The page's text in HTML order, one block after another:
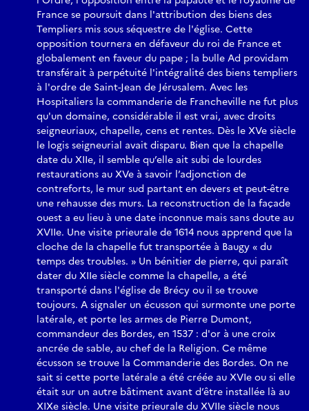
France se poursuit dans l'attribution des biens des
Templiers mis sous séquestre de l'église. Cette
opposition tournera en défaveur du roi de France et
globalement en faveur du pape ; la bulle Ad providam
transférait à perpétuité l'intégralité des biens templiers
à l'ordre de Saint-Jean de Jérusalem. Avec les
Hospitaliers la commanderie de Francheville ne fut plus
qu'un domaine, considérable il est vrai, avec droits
seigneuriaux, chapelle, cens et rentes. Dès le XVe siècle
le logis seigneurial avait disparu. Bien que la chapelle
date du XIIe, il semble qu’elle ait subi de lourdes
restaurations au XVe à savoir l’adjonction de
contreforts, le mur sud partant en devers et peut-être
une rehausse des murs. La reconstruction de la façade
ouest a eu lieu à une date inconnue mais sans doute au
XVIIe. Une visite prieurale de 1614 nous apprend que la
cloche de la chapelle fut transportée à Baugy « du
temps des troubles. » Un bénitier de pierre, qui paraît
dater du XIIe siècle comme la chapelle, a été
transporté dans l'église de Brécy ou il se trouve
toujours. A signaler un écusson qui surmonte une porte
latérale, et porte les armes de Pierre Dumont,
commandeur des Bordes, en 1537 : d'or à une croix
ancrée de sable, au chef de la Religion. Ce même
écusson se trouve la Commanderie des Bordes. On ne
sait si cette porte latérale a été créée au XVIe ou si elle
était sur un autre bâtiment avant d’être installée là au
XIXe siècle. Une visite prieurale du XVIIe siècle nous